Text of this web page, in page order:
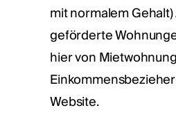
mit normalem
geförderte
hier von
Website.